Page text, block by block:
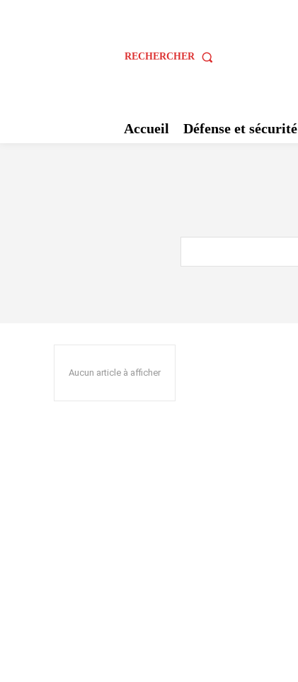
RECHERCHER
Accueil Défense et sécurité
Aucun article à afficher